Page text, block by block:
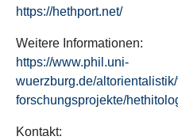
https://hethport.net/
Weitere Informationen:
https://www.phil.uni-
wuerzburg.de/
forschungsprojekte/
Kontakt: